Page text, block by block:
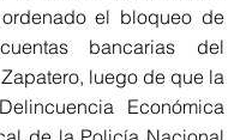
el bloqueo de
bancarias del
luego de que la
Económica